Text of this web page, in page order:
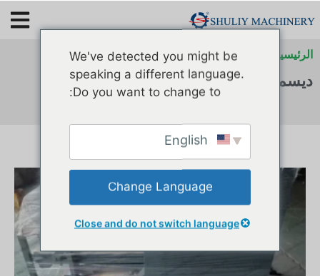
الرئيسية الأرشيفات لـ»الأرشيفات لـ»الأرشيفات لـ
ديسمبر 5, 2023
We've detected you might be
speaking a different language.
Do you want to change to:
Change Language
Close and do not switch language